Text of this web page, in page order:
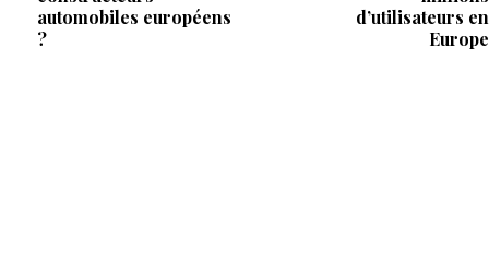
automobiles européens
?
d’utilisateurs en
Europe